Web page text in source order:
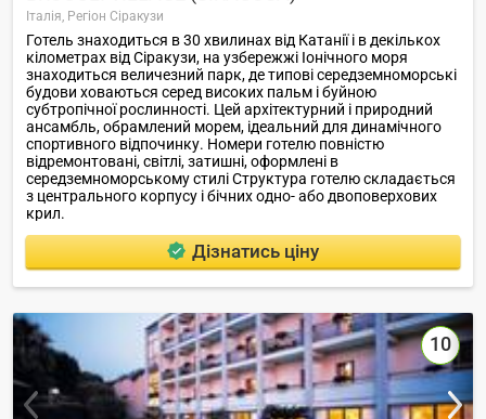
Італія, Регіон Сіракузи
Готель знаходиться в 30 хвилинах від Катанії і в декількох
кілометрах від Сіракузи, на узбережжі Іонічного моря
знаходиться величезний парк, де типові середземноморські
будови ховаються серед високих пальм і буйною
субтропічної рослинності. Цей архітектурний і природний
ансамбль, обрамлений морем, ідеальний для динамічного
спортивного відпочинку. Номери готелю повністю
відремонтовані, світлі, затишні, оформлені в
середземноморському стилі Структура готелю складається
з центрального корпусу і бічних одно- або двоповерхових
крил.
Дізнатись ціну
10